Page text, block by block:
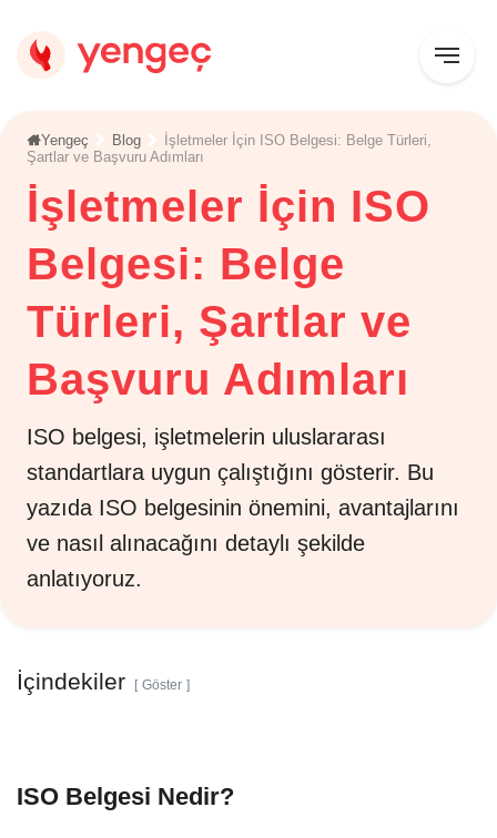
Yengeç Blog
İşletmeler İçin ISO Belgesi: Belge Türleri,
Şartlar ve Başvuru Adımları
İşletmeler İçin ISO
Belgesi: Belge
Türleri, Şartlar ve
Başvuru Adımları
ISO belgesi, işletmelerin uluslararası
standartlara uygun çalıştığını gösterir. Bu
yazıda ISO belgesinin önemini, avantajlarını
ve nasıl alınacağını detaylı şekilde
anlatıyoruz.
ISO Belgesi Nedir?
İçindekiler Göster